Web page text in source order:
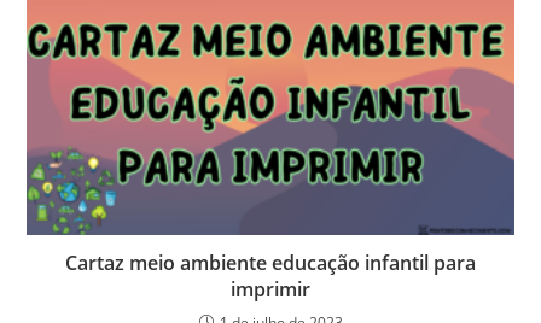
Cartaz meio ambiente educação infantil para
imprimir